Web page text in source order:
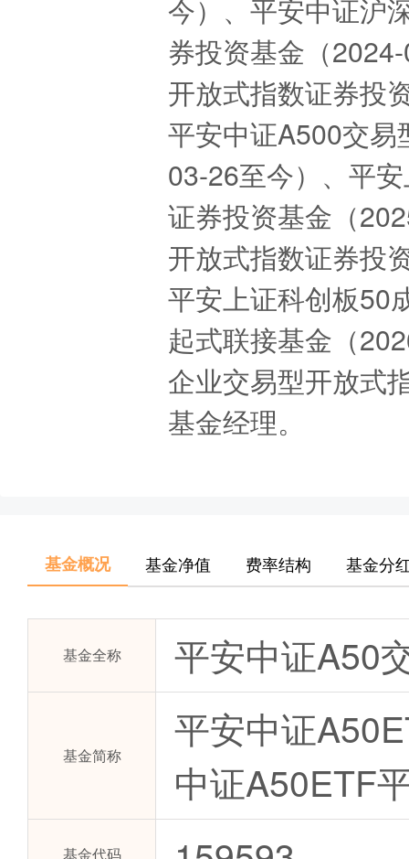
今）、平安中证沪
券投资基金（
开放式指数证券投
平安中证A500交
03-26至今）、平
证券投资基金（
开放式指数证券投
平安上证科创板50
起式联接基金（
企业交易型开放式
基金经理。
基金概况 基金净值 费率结构 基金分
基金全称 平安中证A50
基金简称
平安中证
中证A50ETF
基金代码